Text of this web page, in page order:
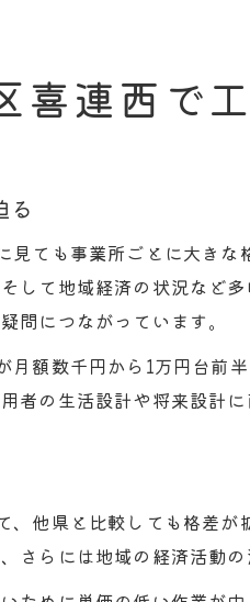
喜連西で
る
ても事業所ごとに大き
して地域経済の状況など
問につながっています。
月額数千円から1万円台
者の生活設計や将来設計
他県と比較しても格差
さらには地域の経済活動の